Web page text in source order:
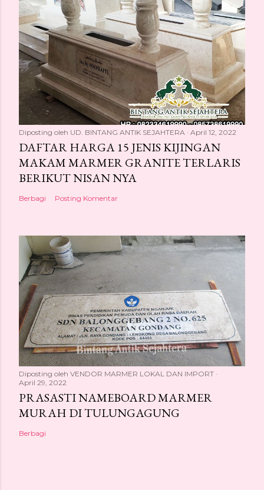
Diposting oleh UD. BINTANG ANTIK SEJAHTERA April 12, 2022
DAFTAR HARGA 15 JENIS KIJINGAN
MAKAM MARMER GRANITE TERLARIS
BERIKUT NISAN NYA
Berbagi Posting Komentar
Diposting oleh VENDOR MARMER LOKAL DAN IMPORT
April 29, 2022
PRASASTI NAMEBOARD MARMER
MURAH DI TULUNGAGUNG
Berbagi